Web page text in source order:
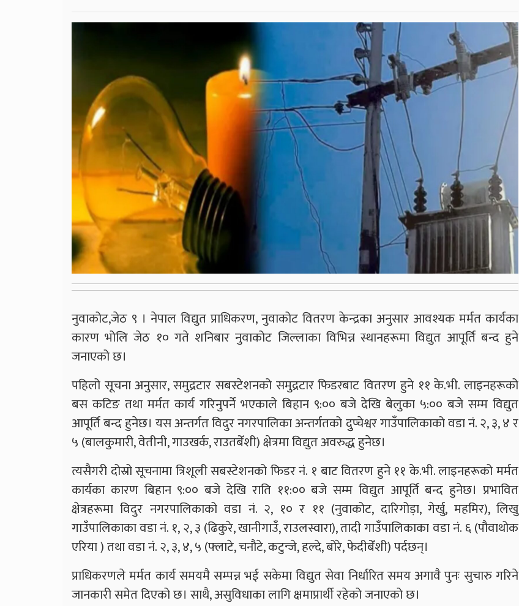
नुवाकोट,जेठ ९ । नेपाल विद्युत प्राधिकरण, नुवाकोट वितरण केन्द्रका अनुसार आवश्यक मर्मत कार्यका
कारण भोलि जेठ १० गते शनिबार नुवाकोट जिल्लाका विभिन्न स्थानहरूमा विद्युत आपूर्ति बन्द हुने
जनाएको छ।
पहिलो सूचना अनुसार, समुद्रटार सबस्टेशनको समुद्रटार फिडरबाट वितरण हुने ११ के.भी. लाइनहरूको
बस कटिङ तथा मर्मत कार्य गरिनुपर्ने भएकाले बिहान ९:०० बजे देखि बेलुका ५:०० बजे सम्म विद्युत
आपूर्ति बन्द हुनेछ। यस अन्तर्गत विदुर नगरपालिका अन्तर्गतको दुुप्चेश्वर गाउँपालिकाको वडा नं. २, ३, ४ र
५ (बालकुमारी, वेतीनी, गाउखर्क, राउतबेँशी) क्षेत्रमा विद्युत अवरुद्ध हुनेछ।
त्यसैगरी दोस्रो सूचनामा त्रिशूली सबस्टेशनको फिडर नं. १ बाट वितरण हुने ११ के.भी. लाइनहरूको मर्मत
कार्यका कारण बिहान ९:०० बजे देखि राति ११:०० बजे सम्म विद्युत आपूर्ति बन्द हुनेछ। प्रभावित
क्षेत्रहरूमा विदुर नगरपालिकाको वडा नं. २, १० र ११ (नुवाकोट, दारिगोड़ा, गेर्खु, महमिर), लिखु
गाउँपालिकाका वडा नं. १, २, ३ (ढिकुरे, खानीगाउँ, राउलस्वारा), तादी गाउँपालिकाका वडा नं. ६ (पौवाथोक
एरिया ) तथा वडा नं. २, ३, ४, ५ (फ्लाटे, चनौटे, कटुन्जे, हल्दे, बोरे, फेदीबेँशी) पर्दछन्।
प्राधिकरणले मर्मत कार्य समयमै सम्पन्न भई सकेमा विद्युत सेवा निर्धारित समय अगावै पुनः सुचारु गरिने
जानकारी समेत दिएको छ। साथै, असुविधाका लागि क्षमाप्रार्थी रहेको जनाएको छ।